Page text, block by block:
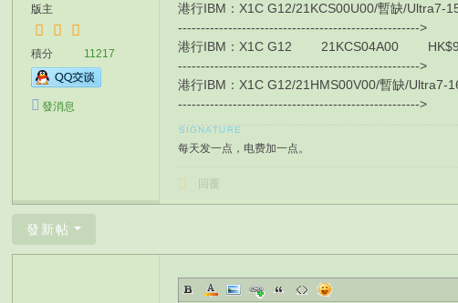
版主
積分 11217
發消息
港行IBM：X1C G12/21KCS00U00/暫缺/Ultra7-
----------------------------------------------------->
港行IBM：X1C G12 21KCS04A00
----------------------------------------------------->
港行IBM：X1C G12/21HMS00V00/暫缺/Ultra7-
----------------------------------------------------->
每天发一点，电费加一点。
回覆
發新帖